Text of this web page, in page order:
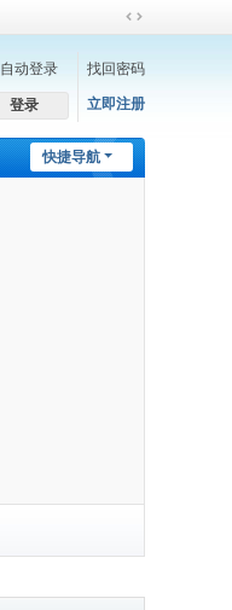
切
换
到
宽
自动登录 找回密码
登录 立即注册
快捷导航